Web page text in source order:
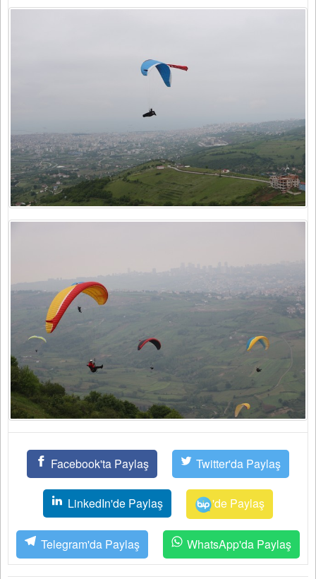
Facebook'ta Paylaş Twitter'da Paylaş
LinkedIn'de Paylaş 'de Paylaş
Telegram'da Paylaş WhatsApp'da Paylaş